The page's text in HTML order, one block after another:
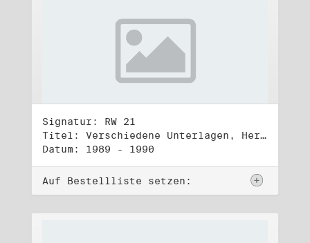
Signatur: RW 21
Titel: Verschiedene Unterlagen, Herbst 1989 bis Herbst 1990
Datum: 1989 - 1990
Auf Bestellliste setzen: